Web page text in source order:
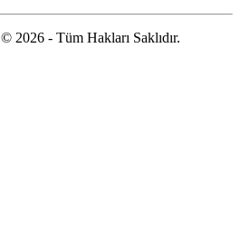
© 2026 - Tüm Hakları Saklıdır.